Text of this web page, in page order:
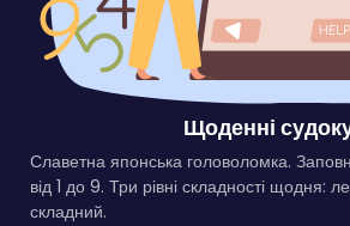
Щоденні
Славетна японська головоломка.
від 1 до 9. Три рівні складності щодня:
складний.